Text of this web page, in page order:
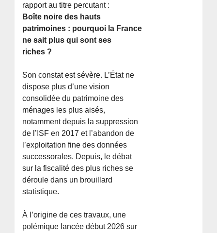
rapport au titre percutant :
Boîte noire des hauts
patrimoines : pourquoi la France
ne sait plus qui sont ses
riches ?
Son constat est sévère. L’État ne
dispose plus d’une vision
consolidée du patrimoine des
ménages les plus aisés,
notamment depuis la suppression
de l’ISF en 2017 et l’abandon de
l’exploitation fine des données
successorales. Depuis, le débat
sur la fiscalité des plus riches se
déroule dans un brouillard
statistique.
À l’origine de ces travaux, une
polémique lancée début 2026 sur